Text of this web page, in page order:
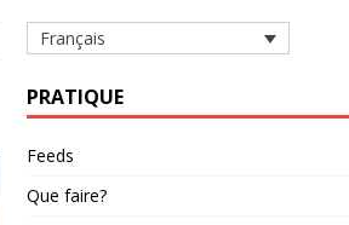
explosives
AMNESTY
contre l'humanité
cinq ans
Français
PRATIQUE
Feeds
Que faire?